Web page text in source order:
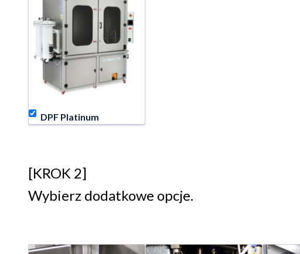
DPF Platinum
[KROK 2]
Wybierz dodatkowe opcje.
Wyposażenie